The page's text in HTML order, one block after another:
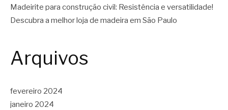
Madeirite para construção civil: Resistência e versatilidade!
Descubra a melhor loja de madeira em São Paulo
Arquivos
fevereiro 2024
janeiro 2024